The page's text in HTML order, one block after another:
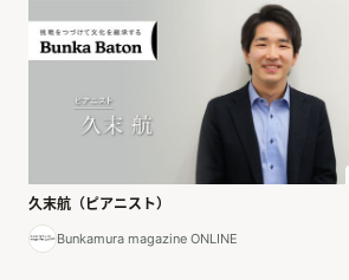
久末航（ピアニスト）
Bunkamura magazine ONLINE